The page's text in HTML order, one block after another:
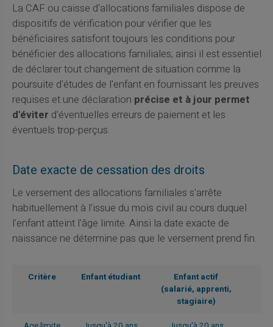
La CAF ou caisse d'allocations familiales dispose de
dispositifs de vérification pour vérifier que les
bénéficiaires satisfont toujours les conditions pour
bénéficier des allocations familiales; ainsi il est essentiel
de déclarer tout changement de situation comme la
poursuite d'études de l'enfant en fournissant les preuves
requises et une déclaration précise et à jour permet
d'éviter d'éventuelles erreurs de paiement et les
éventuels trop-perçus.
Date exacte de cessation des droits
Le versement des allocations familiales s'arrête
habituellement à l'issue du mois civil au cours duquel
l'enfant atteint l'âge limite. Ainsi la date exacte de
naissance ne détermine pas que le versement prend fin.
Critère Enfant étudiant
Enfant actif
(salarié, apprenti,
stagiaire)